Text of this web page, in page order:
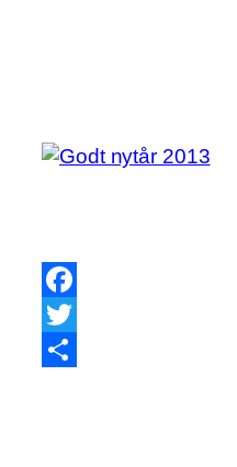
Facebook
Twitter